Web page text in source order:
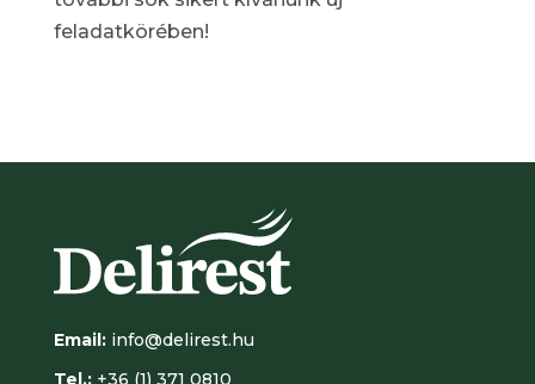
feladatkörében!
Email:info@delirest.hu
Tel.:+36 (1) 371 0810